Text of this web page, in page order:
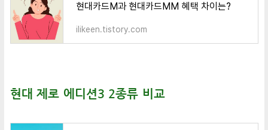
현대카드M과 현대카드MM 혜택 차이는?
ilikeen.tistory.com
현대 제로 에디션3 2종류 비교